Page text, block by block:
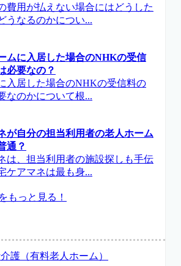
費用が払えない場合にはどうした
うなるのかについ...
ムに入居した場合のNHKの受信
必要なの？
入居した場合のNHKの受信料の
なのかについて根...
が自分の担当利用者の老人ホーム
通？
は、担当利用者の施設探しも手伝
ケアマネは最も身...
もっと見る！
護（有料老人ホーム）